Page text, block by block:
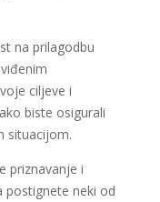
na prilagodbu
ciljeve i
biste osigurali
situacijom.
priznavanje i
postignete neki od